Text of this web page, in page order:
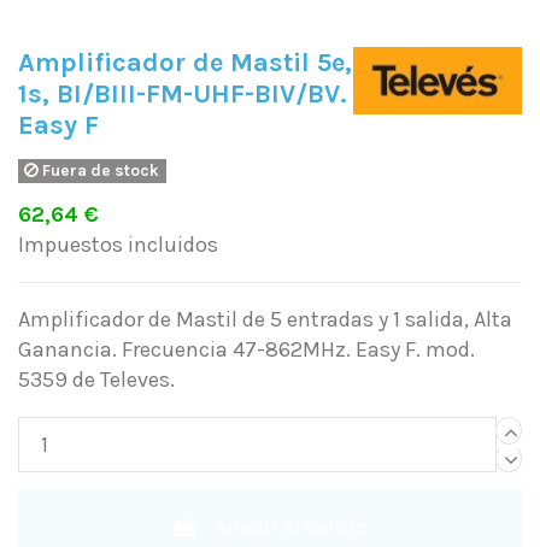
Amplificador de Mastil 5e,
1s, BI/BIII-FM-UHF-BIV/BV.
Easy F
Fuera de stock
62,64 €
Impuestos incluidos
Amplificador de Mastil de 5 entradas y 1 salida, Alta
Ganancia. Frecuencia 47-862MHz. Easy F. mod.
5359 de Televes.